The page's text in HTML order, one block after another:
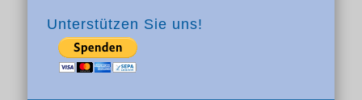
Unterstützen Sie uns!